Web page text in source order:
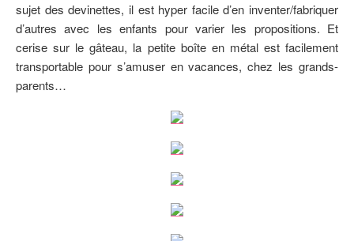
sujet des devinettes, il est hyper facile d’en inventer/fabriquer
d’autres avec les enfants pour varier les propositions. Et
cerise sur le gâteau, la petite boîte en métal est facilement
transportable pour s’amuser en vacances, chez les grands-
parents…